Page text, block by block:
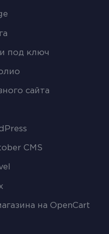
под ключ
сайта
CMS
на OpenCart